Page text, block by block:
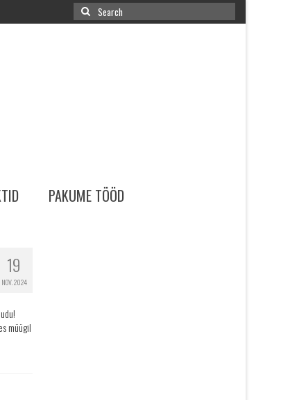
Search
for:
PAKUME TÖÖD
19
NOV. 2024
müügil